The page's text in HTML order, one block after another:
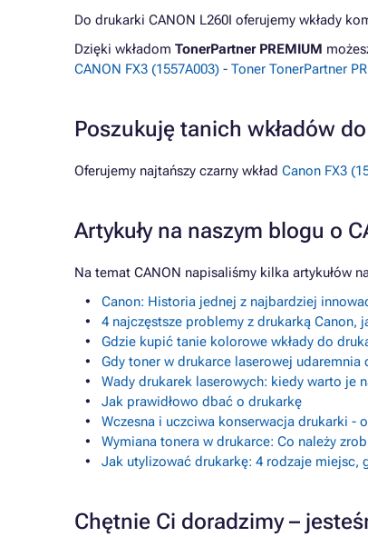
Do drukarki CANON L260I oferujemy wkłady
Dzięki wkładom TonerPartner PREMIUM
CANON FX3 (1557A003) - Toner TonerPartner
Poszukuję tanich wkładów
Oferujemy najtańszy czarny wkład Canon FX3
Artykuły na naszym blogu o
Na temat CANON napisaliśmy kilka artykułów
Canon: Historia jednej z najbardziej
4 najczęstsze problemy z drukarką Canon,
Gdzie kupić tanie kolorowe wkłady do
Gdy toner w drukarce laserowej
Wady drukarek laserowych: kiedy warto je
Jak prawidłowo dbać o drukarkę
Wczesna i uczciwa konserwacja drukarki -
Wymiana tonera w drukarce: Co należy
Jak utylizować drukarkę: 4 rodzaje miejsc,
Chętnie Ci doradzimy –